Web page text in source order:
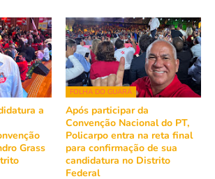
a
Grass
FOLHA DO GUARÁ
Após participar da
Convenção Nacional do PT,
Policarpo entra na reta final
para confirmação de sua
candidatura no Distrito
Federal